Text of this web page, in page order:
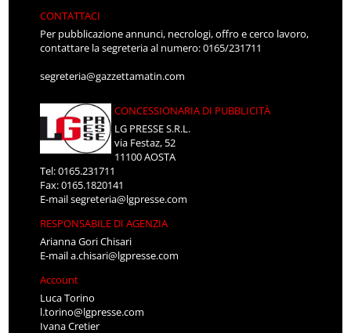
CONTATTACI
Per pubblicazione annunci, necrologi, offro e cerco lavoro,
contattare la segreteria al numero: 0165/231711
segreteria@gazzettamatin.com
CONCESSIONARIA DI PUBBLICITÀ
LG PRESSE S.R.L.
via Festaz, 52
11100 AOSTA
Tel: 0165.231711
Fax: 0165.1820141
E-mailsegreteria@lgpresse.com
RESPONSABILE DI AGENZIA
Arianna Gori Chisari
E-maila.chisari@lgpresse.com
Account
Luca Torino
l.torino@lgpresse.com
Ivana Cretier